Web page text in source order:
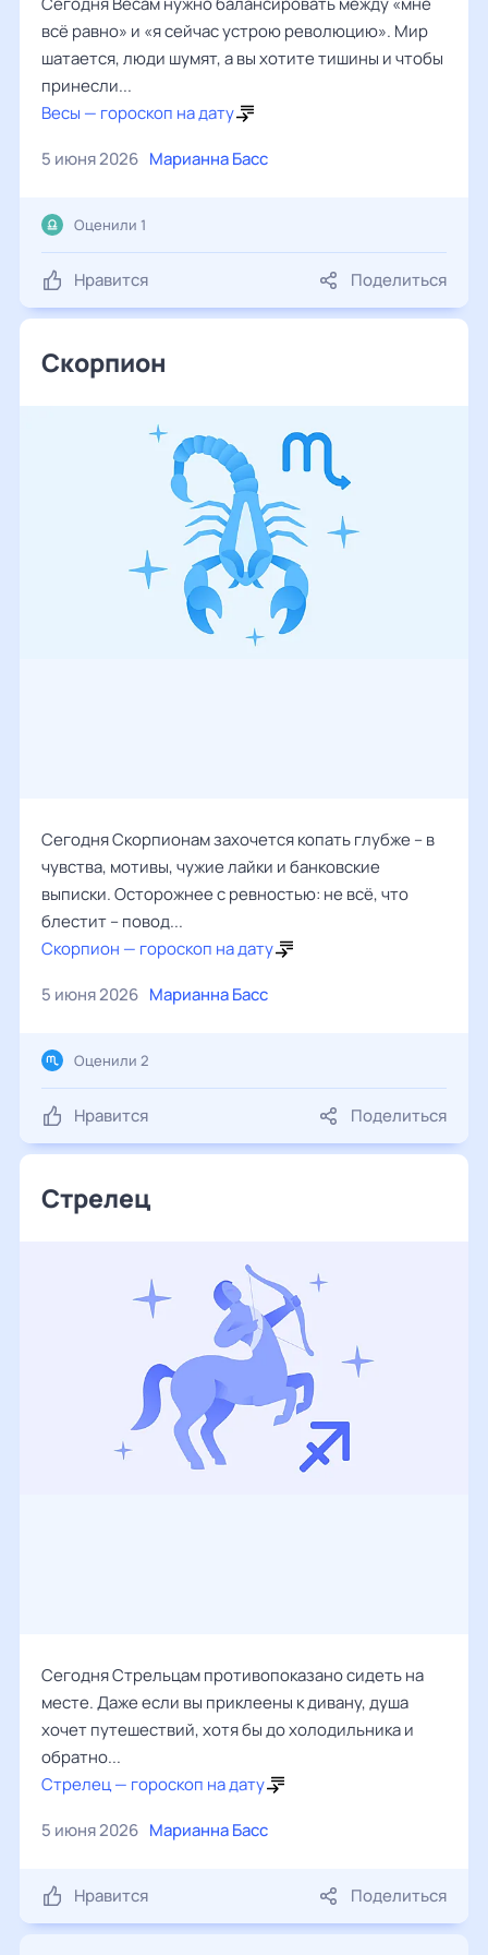
всё равно» и «я сейчас устрою революцию». Мир
шатается, люди шумят, а вы хотите тишины и чтобы
принесли...
Весы — гороскоп на дату
5 июня 2026 Марианна Басс
Нравится Поделиться
Оценили 1
Скорпион
Сегодня Скорпионам захочется копать глубже – в
чувства, мотивы, чужие лайки и банковские
выписки. Осторожнее с ревностью: не всё, что
блестит – повод...
Скорпион — гороскоп на дату
5 июня 2026 Марианна Басс
Нравится Поделиться
Оценили 2
Стрелец
Сегодня Стрельцам противопоказано сидеть на
месте. Даже если вы приклеены к дивану, душа
хочет путешествий, хотя бы до холодильника и
обратно...
Стрелец — гороскоп на дату
5 июня 2026 Марианна Басс
Нравится Поделиться